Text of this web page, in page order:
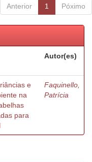
Anterior 1 Póximo
Autor(es)
e
na
para
Faquinello,
Patrícia